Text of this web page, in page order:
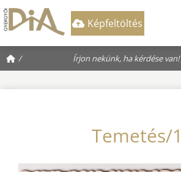
Képfeltöltés
/ Írjon nekünk, ha kérdése van!
Temetés/1